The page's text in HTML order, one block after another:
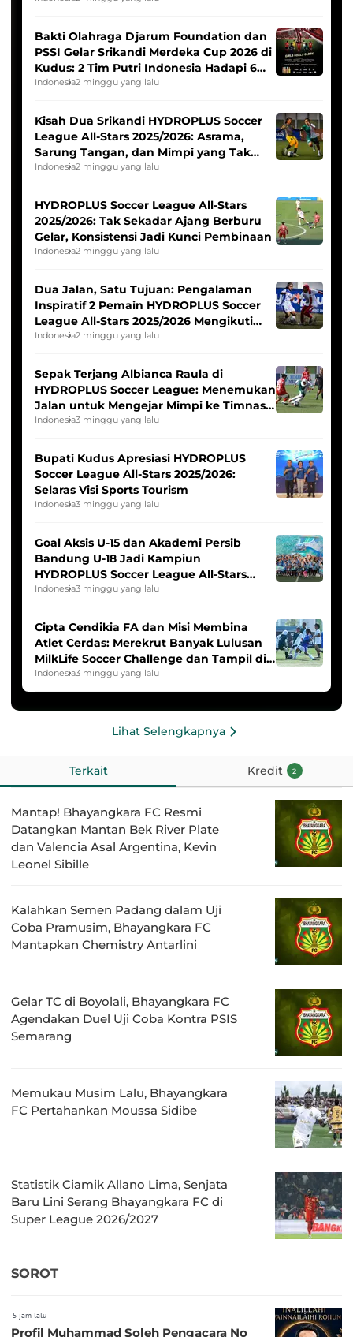
Bakti Olahraga Djarum Foundation dan
PSSI Gelar Srikandi Merdeka Cup 2026 di
Kudus: 2 Tim Putri Indonesia Hadapi 6
Tim Asia
Indonesia2 minggu yang lalu
Kisah Dua Srikandi HYDROPLUS Soccer
League All-Stars 2025/2026: Asrama,
Sarung Tangan, dan Mimpi yang Tak
Pernah Padam
Indonesia2 minggu yang lalu
HYDROPLUS Soccer League All-Stars
2025/2026: Tak Sekadar Ajang Berburu
Gelar, Konsistensi Jadi Kunci Pembinaan
Indonesia2 minggu yang lalu
Dua Jalan, Satu Tujuan: Pengalaman
Inspiratif 2 Pemain HYDROPLUS Soccer
League All-Stars 2025/2026 Mengikuti
Seleksi Timnas Indonesia Putri
Indonesia2 minggu yang lalu
Sepak Terjang Albianca Raula di
HYDROPLUS Soccer League: Menemukan
Jalan untuk Mengejar Mimpi ke Timnas
Indonesia Putri
Indonesia3 minggu yang lalu
Bupati Kudus Apresiasi HYDROPLUS
Soccer League All-Stars 2025/2026:
Selaras Visi Sports Tourism
Indonesia3 minggu yang lalu
Goal Aksis U-15 dan Akademi Persib
Bandung U-18 Jadi Kampiun
HYDROPLUS Soccer League All-Stars
2025/2026
Indonesia3 minggu yang lalu
Cipta Cendikia FA dan Misi Membina
Atlet Cerdas: Merekrut Banyak Lulusan
MilkLife Soccer Challenge dan Tampil di
HYDROPLUS Soccer League
Indonesia3 minggu yang lalu
Lihat Selengkapnya
Terkait Kredit 2
Mantap! Bhayangkara FC Resmi
Datangkan Mantan Bek River Plate
dan Valencia Asal Argentina, Kevin
Leonel Sibille
Kalahkan Semen Padang dalam Uji
Coba Pramusim, Bhayangkara FC
Mantapkan Chemistry Antarlini
Gelar TC di Boyolali, Bhayangkara FC
Agendakan Duel Uji Coba Kontra PSIS
Semarang
Memukau Musim Lalu, Bhayangkara
FC Pertahankan Moussa Sidibe
Statistik Ciamik Allano Lima, Senjata
Baru Lini Serang Bhayangkara FC di
Super League 2026/2027
SOROT
5 jam lalu
Profil Muhammad Soleh Pengacara No